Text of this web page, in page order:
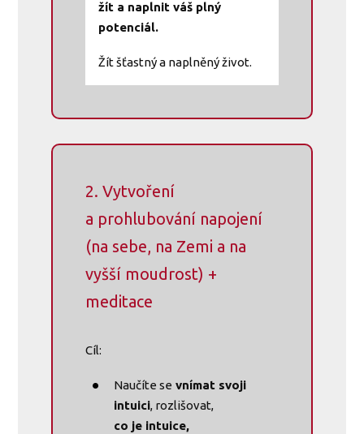
žít a naplnit váš plný
potenciál.
Žít šťastný a naplněný život.
2. Vytvoření
a prohlubování napojení
(na sebe, na Zemi a na
vyšší moudrost) +
meditace
Cíl:
Naučíte se vnímat svoji
intuici, rozlišovat,
co je intuice,